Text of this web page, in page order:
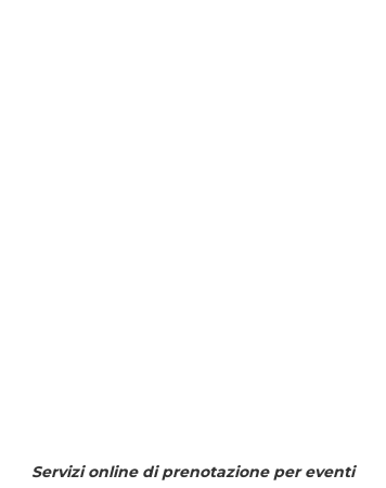
Servizi online di prenotazione per eventi